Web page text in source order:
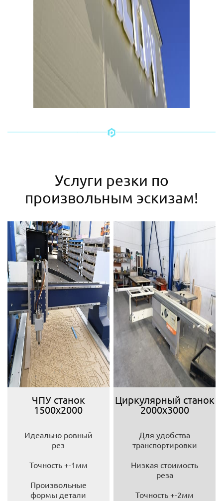
Услуги резки по
произвольным эскизам!
ЧПУ станок
1500х2000
Идеально ровный
рез
Точность +-1мм
Произвольные
формы детали
Циркулярный станок
2000х3000
Для удобства
транспортировки
Низкая стоимость
реза
Точность +-2мм